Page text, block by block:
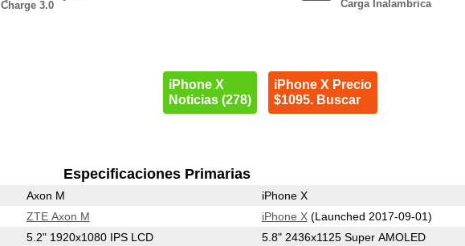
Charge 3.0
Carga Inalambrica
iPhone X
Noticias (278)
iPhone X Precio
$1095. Buscar
Especificaciones Primarias
Axon M iPhone X
ZTE Axon M iPhone X(Launched 2017-09-01)
5.2" 1920x1080 IPS LCD 5.8" 2436x1125 Super AMOLED